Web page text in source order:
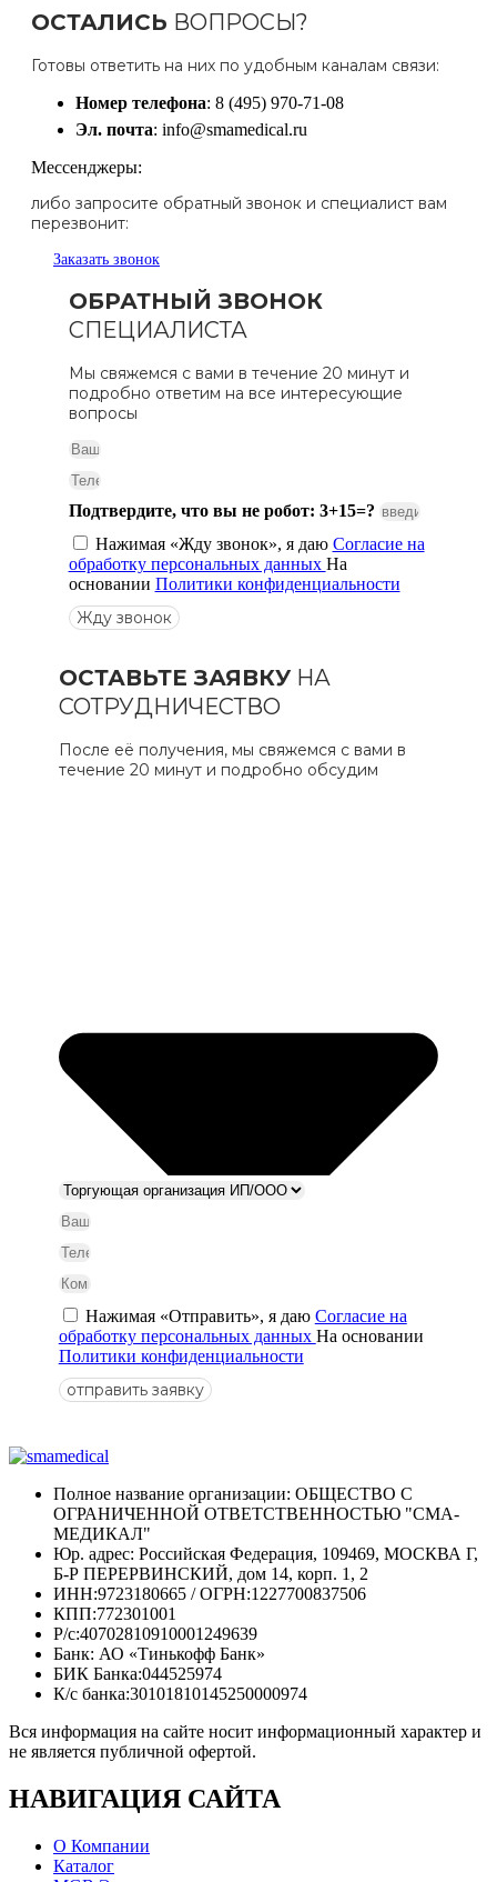
ОСТАЛИСЬ ВОПРОСЫ?
Готовы ответить на них по удобным каналам связи:
Номер телефона: 8 (495) 970-71-08
Эл. почта: info@smamedical.ru
Мессенджеры:
либо запросите обратный звонок и специалист вам
перезвонит:
Заказать звонок
ОБРАТНЫЙ ЗВОНОК
СПЕЦИАЛИСТА
Мы свяжемся с вами в течение 20 минут и
подробно ответим на все интересующие
вопросы
Подтвердите, что вы не робот: 3+15=?
Нажимая «Жду звонок», я даю Согласие на
обработку персональных данных На
основании Политики конфиденциальности
Жду звонок
ОСТАВЬТЕ ЗАЯВКУНА
СОТРУДНИЧЕСТВО
После её получения, мы свяжемся с вами в
течение 20 минут и подробно обсудим
Нажимая «Отправить», я даю Согласие на
обработку персональных данных На основании
Политики конфиденциальности
отправить заявку
Полное название организации: ОБЩЕСТВО С
ОГРАНИЧЕННОЙ ОТВЕТСТВЕННОСТЬЮ "СМА-
МЕДИКАЛ"
Юр. адрес: Российская Федерация, 109469, МОСКВА Г,
Б-Р ПЕРЕРВИНСКИЙ, дом 14, корп. 1, 2
ИНН:9723180665 / ОГРН:1227700837506
КПП:772301001
Р/с:40702810910001249639
Банк: АО «Тинькофф Банк»
БИК Банка:044525974
К/с банка:30101810145250000974
Вся информация на сайте носит информационный характер и
не является публичной офертой.
НАВИГАЦИЯ САЙТА
О Компании
Каталог